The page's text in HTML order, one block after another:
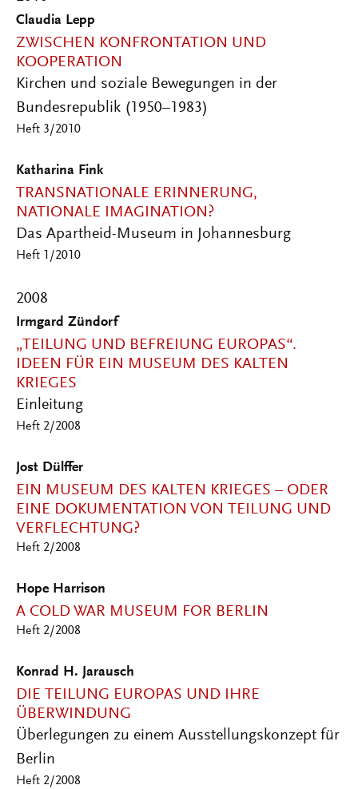
Claudia Lepp
ZWISCHEN KONFRONTATION UND
KOOPERATION
Kirchen und soziale Bewegungen in der
Bundesrepublik (1950–1983)
Heft 3/2010
Katharina Fink
TRANSNATIONALE ERINNERUNG,
NATIONALE IMAGINATION?
Das Apartheid-Museum in Johannesburg
Heft 1/2010
2008
Irmgard Zündorf
„TEILUNG UND BEFREIUNG EUROPAS“.
IDEEN FÜR EIN MUSEUM DES KALTEN
KRIEGES
Einleitung
Heft 2/2008
Jost Dülffer
EIN MUSEUM DES KALTEN KRIEGES – ODER
EINE DOKUMENTATION VON TEILUNG UND
VERFLECHTUNG?
Heft 2/2008
Hope Harrison
A COLD WAR MUSEUM FOR BERLIN
Heft 2/2008
Konrad H. Jarausch
DIE TEILUNG EUROPAS UND IHRE
ÜBERWINDUNG
Überlegungen zu einem Ausstellungskonzept für
Berlin
Heft 2/2008